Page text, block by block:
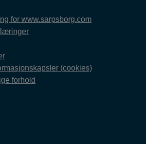
for www.sarpsborg.com
(cookies)
forhold